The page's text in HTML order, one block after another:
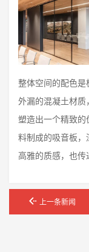
整体空间的配色是
外漏的混凝土材质
塑造出一个精致的
料制成的吸音板，
高雅的质感，也传
上一条新闻